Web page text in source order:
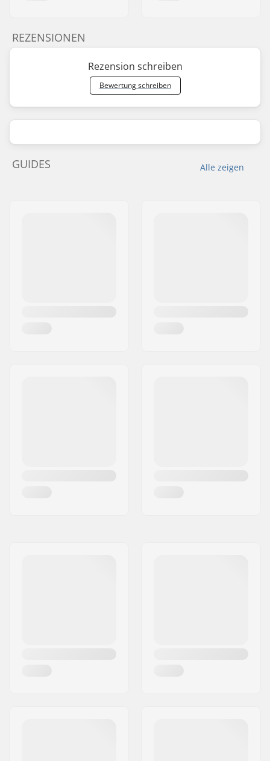
REZENSIONEN
Rezension schreiben
Bewertung schreiben
Alle zeigen
GUIDES